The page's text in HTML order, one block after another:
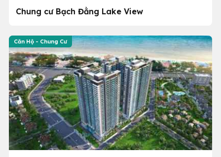
Chung cư Bạch Đằng Lake View
Căn Hộ - Chung Cư